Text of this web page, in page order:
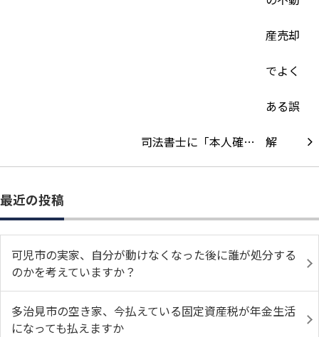
司法書士に「本人確…
最近の投稿
可児市の実家、自分が動けなくなった後に誰が処分する
のかを考えていますか？
多治見市の空き家、今払えている固定資産税が年金生活
になっても払えますか